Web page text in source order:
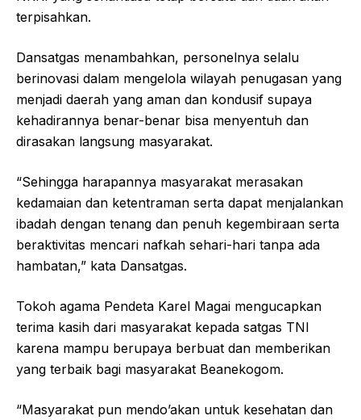
terpisahkan.
Dansatgas menambahkan, personelnya selalu
berinovasi dalam mengelola wilayah penugasan yang
menjadi daerah yang aman dan kondusif supaya
kehadirannya benar-benar bisa menyentuh dan
dirasakan langsung masyarakat.
“Sehingga harapannya masyarakat merasakan
kedamaian dan ketentraman serta dapat menjalankan
ibadah dengan tenang dan penuh kegembiraan serta
beraktivitas mencari nafkah sehari-hari tanpa ada
hambatan,” kata Dansatgas.
Tokoh agama Pendeta Karel Magai mengucapkan
terima kasih dari masyarakat kepada satgas TNI
karena mampu berupaya berbuat dan memberikan
yang terbaik bagi masyarakat Beanekogom.
“Masyarakat pun mendo’akan untuk kesehatan dan